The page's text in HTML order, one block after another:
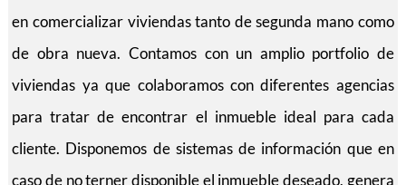
en comercializar viviendas tanto de segunda mano como
de obra nueva. Contamos con un amplio portfolio de
viviendas ya que colaboramos con diferentes agencias
para tratar de encontrar el inmueble ideal para cada
cliente. Disponemos de sistemas de información que en
caso de no terner disponible el inmueble deseado, genera